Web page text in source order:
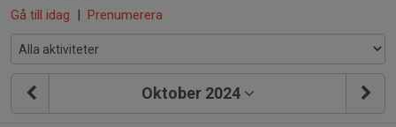
Gå till idag | Prenumerera
Oktober 2024